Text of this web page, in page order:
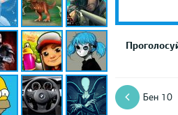
Бен 10